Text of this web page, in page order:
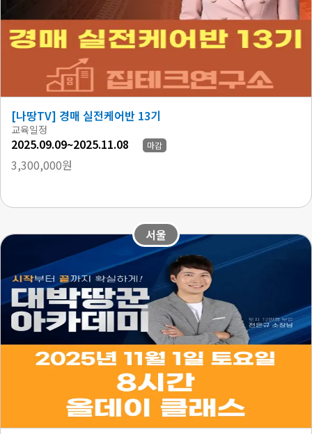
[나땅TV] 경매 실전케어반 13기
교육일정
2025.09.09~2025.11.08 마감
3,300,000원
서울